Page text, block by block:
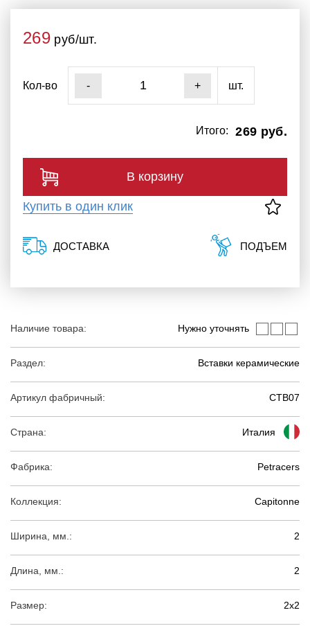
Наличие товара: Нужно уточнять
Раздел: Вставки керамические
Артикул фабричный: CTB07
Страна: Италия
Фабрика: Petracers
Коллекция: Capitonne
Ширина, мм.: 2
Длина, мм.: 2
Размер: 2х2
269 руб/шт.
Кол-во - + шт.
269 руб.
Итого:
В корзину
Купить в один клик
ДОСТАВКА ПОДЪЕМ